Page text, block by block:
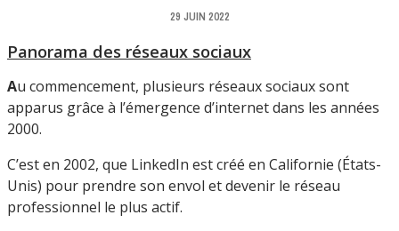
29 JUIN 2022
Panorama des réseaux sociaux
Au commencement, plusieurs réseaux sociaux sont
apparus grâce à l’émergence d’internet dans les années
2000.
C’est en 2002, que LinkedIn est créé en Californie (États-
Unis) pour prendre son envol et devenir le réseau
professionnel le plus actif.